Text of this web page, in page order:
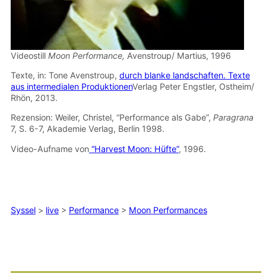
Videostill Moon Performance, Avenstroup/ Martius, 1996
Texte, in: Tone Avenstroup, durch blanke landschaften. Texte
aus intermedialen ProduktionenVerlag Peter Engstler, Ostheim/
Rhön, 2013.
Rezension: Weiler, Christel, “Performance als Gabe”, Paragrana
7, S. 6-7, Akademie Verlag, Berlin 1998.
Video-Aufname von “Harvest Moon: Hüfte”, 1996.
Syssel > live > Performance > Moon Performances